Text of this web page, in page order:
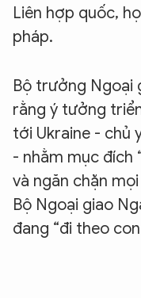
Liên hợp quốc,
pháp.
Bộ trưởng Ngoại
rằng ý tưởng
tới Ukraine - chủ
- nhằm mục đích
và ngăn chặn
Bộ Ngoại giao
đang “đi theo